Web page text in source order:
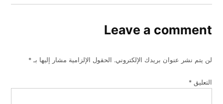
Leave a comment
لن يتم نشر عنوان بريدك الإلكتروني. الحقول الإلزامية مشار إليها بـ*
التعليق*